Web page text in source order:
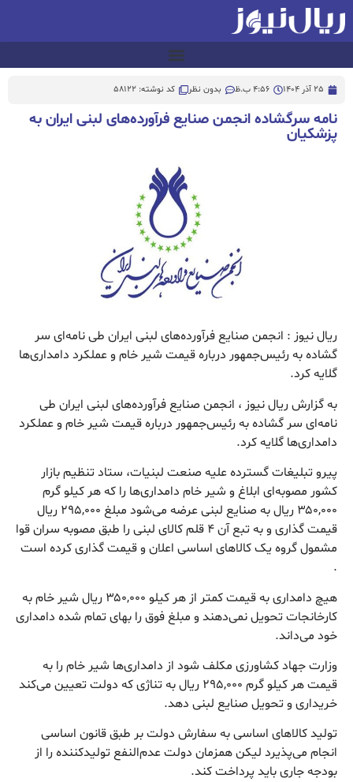
25 آذر 1404 4:56 ب.ظ بدون نظر کد نوشته: 58122
نامه سرگشاده انجمن صنایع فرآورده‌های لبنی ایران به
پزشکیان
ریال نیوز : انجمن صنایع فرآورده‌های لبنی ایران طی نامه‌ای سر
گشاده به رئیس‌جمهور درباره قیمت شیر خام و عملکرد دامداری‌ها
گلایه کرد.
به گزارش ریال نیوز ، انجمن صنایع فرآورده‌های لبنی ایران طی
نامه‌ای سر گشاده به رئیس‌جمهور درباره قیمت شیر خام و عملکرد
دامداری‌ها گلایه کرد.
پیرو تبلیغات گسترده علیه صنعت لبنیات، ستاد تنظیم بازار
کشور مصوبه‌ای ابلاغ و شیر خام دامداری‌ها را که هر کیلو گرم
۳۵۰,۰۰۰ ریال به صنایع لبنی عرضه می‌شود مبلغ ۲۹۵,۰۰۰ ریال
قیمت گذاری و به تبع آن ۴ قلم کالای لبنی را طبق مصوبه سران قوا
مشمول گروه یک کالاهای اساسی اعلان و قیمت گذاری کرده است
.
هیچ دامداری به قیمت کمتر از هر کیلو ۳۵۰,۰۰۰ ریال شیر خام به
کارخانجات تحویل نمی‌دهند و مبلغ فوق را بهای تمام شده دامداری
خود می‌داند.
وزارت جهاد کشاورزی مکلف شود از دامداری‌ها شیر خام را به
قیمت هر کیلو گرم ۲۹۵,۰۰۰ ریال به تناژی که دولت تعیین می‌کند
خریداری و تحویل صنایع لبنی دهد.
تولید کالاهای اساسی به سفارش دولت بر طبق قانون اساسی
انجام می‌پذیرد لیکن همزمان دولت عدم‌النفع تولیدکننده را از
بودجه جاری باید پرداخت کند.